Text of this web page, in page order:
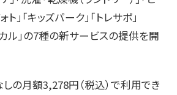
ト」「キッズパーク」「トレサポ」
ル」の7種の新サービスの提供を開
の月額3,278円（税込）で利用でき